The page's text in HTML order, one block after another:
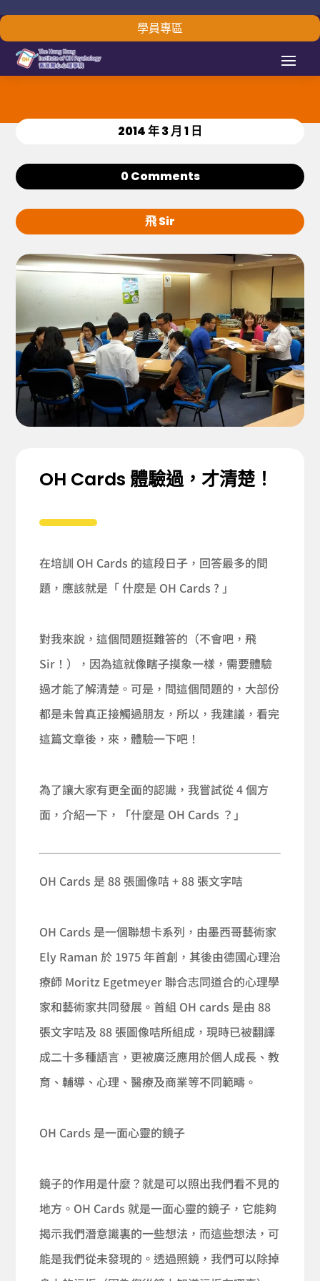
學員專區
2014 年 3 月 1 日
0 Comments
飛 Sir
OH Cards 體驗過，才清楚！
在培訓 OH Cards 的這段日子，回答最多的問
題，應該就是「 什麼是 OH Cards ? 」
對我來說，這個問題挺難答的（不會吧，飛
Sir！），因為這就像瞎子摸象一樣，需要體驗
過才能了解清楚。可是，問這個問題的，大部份
都是未曾真正接觸過朋友，所以，我建議，看完
這篇文章後，來，體驗一下吧！
為了讓大家有更全面的認識，我嘗試從 4 個方
面，介紹一下，「什麼是 OH Cards ？」
OH Cards 是 88 張圖像咭 + 88 張文字咭
OH Cards 是一個聯想卡系列，由墨西哥藝術家
Ely Raman 於 1975 年首創，其後由德國心理治
療師 Moritz Egetmeyer 聯合志同道合的心理學
家和藝術家共同發展。首組 OH cards 是由 88
張文字咭及 88 張圖像咭所組成，現時已被翻譯
成二十多種語言，更被廣泛應用於個人成長、教
育、輔導、心理、醫療及商業等不同範疇。
OH Cards 是一面心靈的鏡子
鏡子的作用是什麼？就是可以照出我們看不見的
地方。OH Cards 就是一面心靈的鏡子，它能夠
揭示我們潛意識裏的一些想法，而這些想法，可
能是我們從未發現的。透過照鏡，我們可以除掉